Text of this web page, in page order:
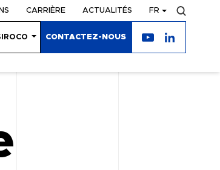
CARRIÈRE ACTUALITÉS FR
CONTACTEZ-NOUS